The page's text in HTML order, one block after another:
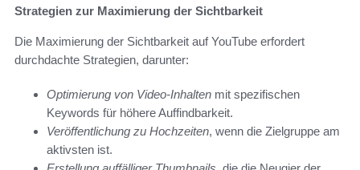
Strategien zur Maximierung der Sichtbarkeit
Die Maximierung der Sichtbarkeit auf YouTube erfordert
durchdachte Strategien, darunter:
Optimierung von Video-Inhalten mit spezifischen
Keywords für höhere Auffindbarkeit.
Veröffentlichung zu Hochzeiten, wenn die Zielgruppe am
aktivsten ist.